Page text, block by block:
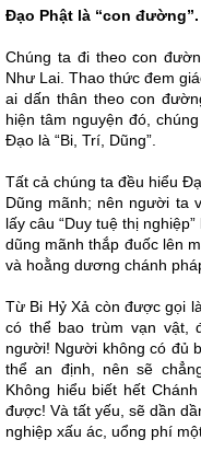
Đạo Phật là “con đường”.
Chúng ta đi theo con
Như Lai. Thao thức đem
ai dấn thân theo con
hiện tâm nguyện đó,
Đạo là “Bi, Trí, Dũng”.
Tất cả chúng ta đều hiểu
Dũng mãnh; nên người ta
lấy câu “Duy tuệ thị
dũng mãnh thắp đuốc lên
và hoằng dương chánh
Từ Bi Hỷ Xả còn được gọi
có thể bao trùm vạn vật,
người! Người không có đủ
thể an định, nên sẽ
Không hiểu biết hết
được! Và tất yếu, sẽ dần
nghiệp xấu ác, uổng phí